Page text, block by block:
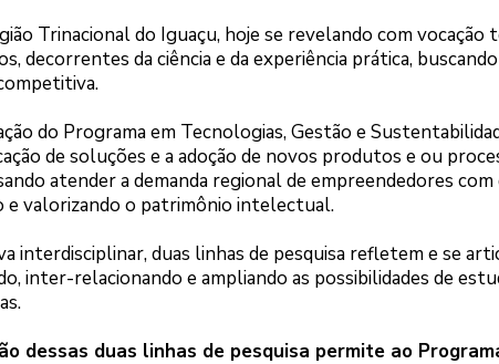
Trinacional do Iguaçu, hoje se revelando com vocação
decorrentes da ciência e da experiência prática,
do Programa em Tecnologias, Gestão e
de soluções e a adoção de novos produtos e ou
atender a demanda regional de empreendedores
valorizando o patrimônio intelectual.
interdisciplinar, duas linhas de pesquisa refletem e se
inter-relacionando e ampliando as possibilidades de
dessas duas linhas de pesquisa permite ao